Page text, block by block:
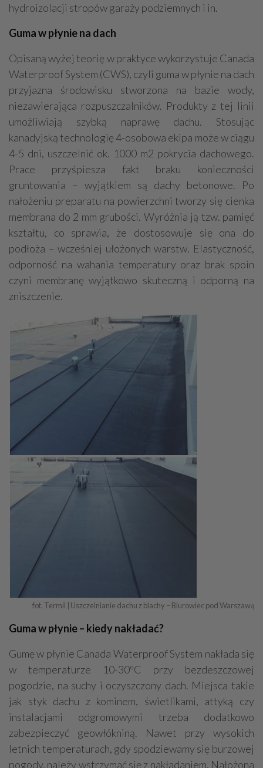
hydroizolacji stropów garaży podziemnych i in.
Guma w płynie na dach
Opisaną wyżej teorię w praktyce wykorzystuje Canada
Waterproof System (CWS), czyli guma w płynie na dach
przyjazna środowisku stworzona na bazie wody,
niezawierająca rozpuszczalników. Produkty z tej linii
umożliwiają szybką naprawę dachu. Stosując
kanadyjską technologię 4-osobowa ekipa może w ciągu
4-5 dni, uszczelnić ok. 1000 m2 pokrycia dachowego.
Prace przyśpiesza fakt braku konieczności
gruntowania – wyjątkiem są dachy betonowe. Po
nałożeniu preparatu na powierzchni tworzy się cienka
membrana do 2 mm grubości. Wyróżnia ją tzw. pamięć
kształtu, co sprawia, że dostosowuje się ona do
podłoża – wcześniej ułożonych warstw. Elastyczność,
odporność na wahania temperatury oraz brak spoin
czyni membranę wyjątkowo skuteczną i odporną na
zniszczenie.
fot. Termil | Uszczelnianie dachu z blachy – Biurowiec pod Warszawą
Guma w płynie – kiedy nakładać?
Gumę w płynie Canada Waterproof System nakłada się
w temperaturze 10-30ºC przy bezdeszczowej
pogodzie, na suchy i oczyszczony dach. Miejsca takie
jak styk dachu z kominem, świetlikami, attyką czy
instalacjami odgromowymi trzeba dodatkowo
zabezpieczyć geowłókniną. Nawet przy wysokich
letnich temperaturach, gdy spodziewamy się burzowej
pogody, należy wstrzymać się z nakładaniem. Nałożona